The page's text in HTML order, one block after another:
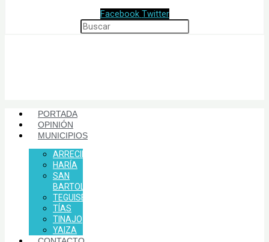
Facebook Twitter
PORTADA
OPINIÓN
MUNICIPIOS
ARRECIFE
HARÍA
SAN
BARTOLOMÉ
TEGUISE
TÍAS
TINAJO
YAIZA